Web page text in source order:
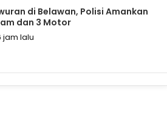
di Belawan, Polisi Amankan
dan 3 Motor
jam lalu